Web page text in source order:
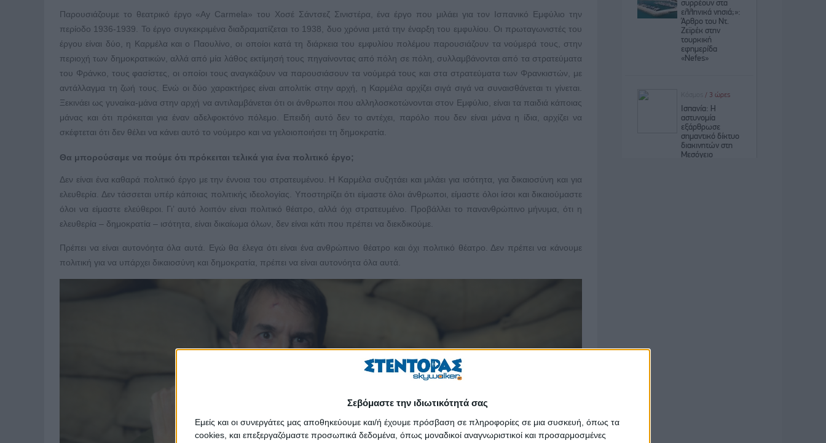
Σεβόμαστε την ιδιωτικότητά σας
Εμείς και οι συνεργάτες μας αποθηκεύουμε και/ή έχουμε πρόσβαση σε πληροφορίες σε μια συσκευή, όπως τα
cookies, και επεξεργαζόμαστε προσωπικά δεδομένα, όπως μοναδικοί αναγνωριστικοί και προσαρμοσμένες
Παρουσιάζουμε το θεατρικό έργο «Ay Carmela» του Χοσέ Σάντσεζ Σινιστέρα, ένα έργο που μιλάει για τον Ισπανικό Εμφύλιο την
περίοδο 1936-1939. Το έργο συγκεκριμένα διαδραματίζεται το 1938, δυο χρόνια μετά την έναρξη του εμφυλίου. Οι πρωταγωνιστές του
έργου είναι δύο, η Καρμέλα και ο Παουλίνο, οι οποίοι κατά τη διάρκεια του εμφυλίου πολέμου παρουσιάζουν τα νούμερά τους, στην
περιοχή των δημοκρατικών, αλλά από μία λάθος εκτίμησή τους πηγαίνοντας από πόλη σε πόλη, συλλαμβάνονται από τα στρατεύματα
του Φράνκο, τους φασίστες, οι οποίοι τους αναγκάζουν να παρουσιάσουν τα νούμερά τους και στα στρατεύματα των Φρανκιστών, με
αντάλλαγμα τη ζωή τους. Ενώ οι δύο χαρακτήρες είναι απολιτίκ στην αρχή, η Καρμέλα αρχίζει σιγά σιγά να συναισθάνεται τι γίνεται.
Ξεκινάει ως γυναίκα-μάνα στην αρχή να αντιλαμβάνεται ότι οι άνθρωποι που αλληλοσκοτώνονται στον Εμφύλιο, είναι τα παιδιά κάποιας
μάνας και ότι πρόκειται για έναν αδελφοκτόνο πόλεμο. Επειδή αυτό δεν το αντέχει, παρόλο που δεν είναι μάνα η ίδια, αρχίζει να
σκέφτεται ότι δεν θέλει να κάνει αυτό το νούμερο και να γελοιοποιήσει τη δημοκρατία.
Θα μπορούσαμε να πούμε ότι πρόκειται τελικά για ένα πολιτικό έργο;
Δεν είναι ένα καθαρά πολιτικό έργο με την έννοια του στρατευμένου. Η Καρμέλα συζητάει και μιλάει για ισότητα, για δικαιοσύνη και για
ελευθερία. Δεν τάσσεται υπέρ κάποιας πολιτικής ιδεολογίας. Υποστηρίζει ότι είμαστε όλοι άνθρωποι, είμαστε όλοι ίσοι και δικαιούμαστε
όλοι να είμαστε ελεύθεροι. Γι’ αυτό λοιπόν είναι πολιτικό θέατρο, αλλά όχι στρατευμένο. Προβάλλει το πανανθρώπινο μήνυμα, ότι η
ελευθερία – δημοκρατία – ισότητα, είναι δικαίωμα όλων, δεν είναι κάτι που πρέπει να διεκδικούμε.
Πρέπει να είναι αυτονόητα όλα αυτά. Εγώ θα έλεγα ότι είναι ένα ανθρώπινο θέατρο και όχι πολιτικό θέατρο. Δεν πρέπει να κάνουμε
πολιτική για να υπάρχει δικαιοσύνη και δημοκρατία, πρέπει να είναι αυτονόητα όλα αυτά.